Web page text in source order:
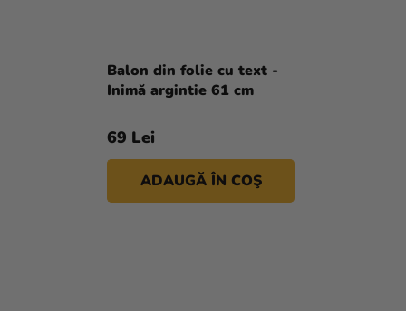
Balon din folie cu text -
Inimă argintie 61 cm
69 Lei
ADAUGĂ ÎN COŞ